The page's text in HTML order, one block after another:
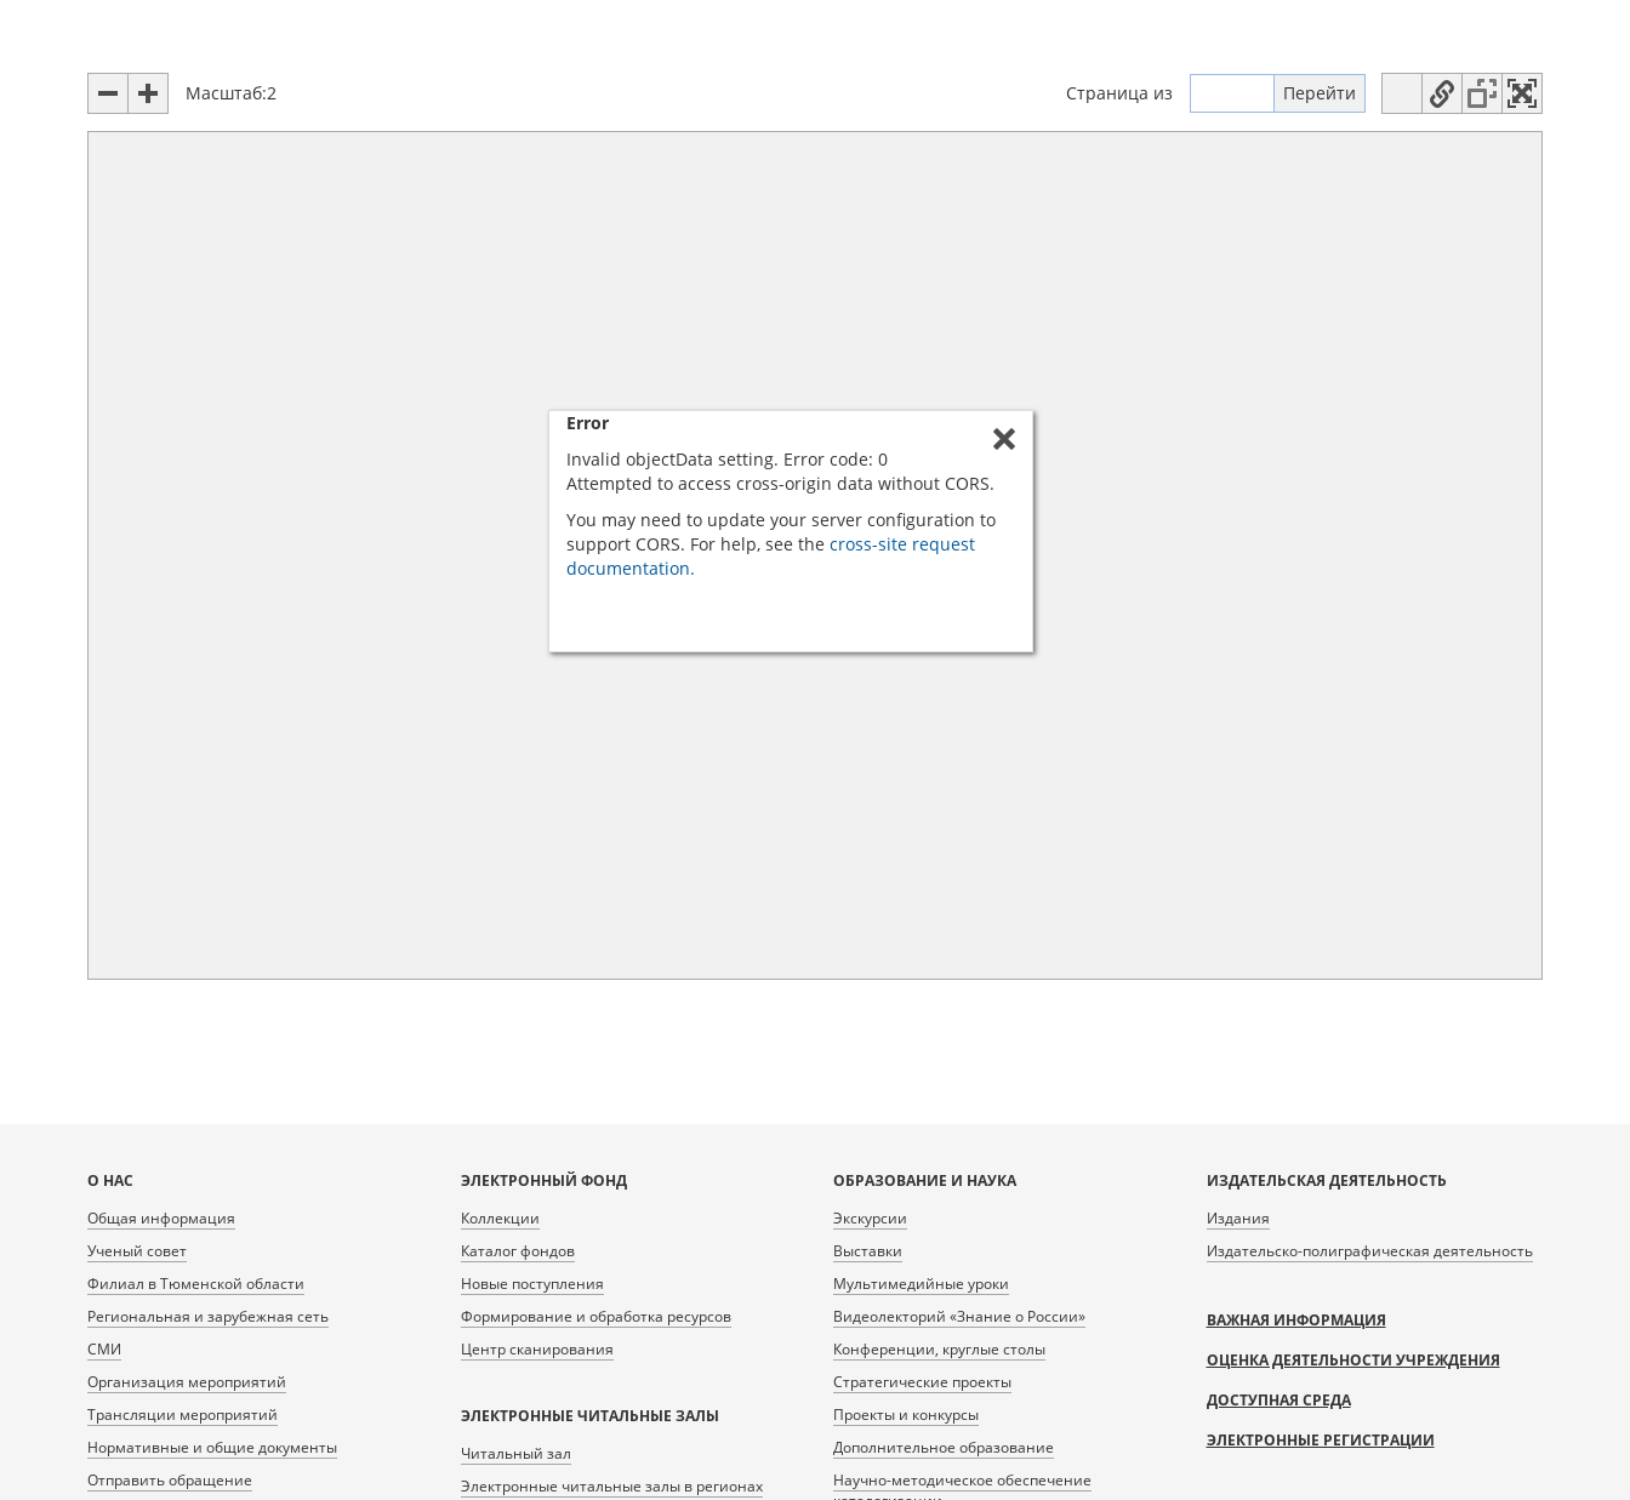
Масштаб:2 Страница из
Error
Invalid objectData setting. Error code: 0
Attempted to access cross-origin data without CORS.
You may need to update your server configuration to
support CORS. For help, see the cross-site request
documentation.
Карта
сайта
О НАС
Общая информация
Ученый совет
Филиал в Тюменской области
Региональная и зарубежная сеть
СМИ
Организация мероприятий
Трансляции мероприятий
Нормативные и общие документы
Отправить обращение
ЭЛЕКТРОННЫЙ ФОНД
Коллекции
Каталог фондов
Новые поступления
Формирование и обработка ресурсов
Центр сканирования
ЭЛЕКТРОННЫЕ ЧИТАЛЬНЫЕ ЗАЛЫ
Читальный зал
Электронные читальные залы в регионах
ОБРАЗОВАНИЕ И НАУКА
Экскурсии
Выставки
Мультимедийные уроки
Видеолекторий «Знание о России»
Конференции, круглые столы
Стратегические проекты
Проекты и конкурсы
Дополнительное образование
Научно-методическое обеспечение
ИЗДАТЕЛЬСКАЯ ДЕЯТЕЛЬНОСТЬ
Издания
Издательско-полиграфическая деятельность
ВАЖНАЯ ИНФОРМАЦИЯ
ОЦЕНКА ДЕЯТЕЛЬНОСТИ УЧРЕЖДЕНИЯ
ДОСТУПНАЯ СРЕДА
ЭЛЕКТРОННЫЕ РЕГИСТРАЦИИ